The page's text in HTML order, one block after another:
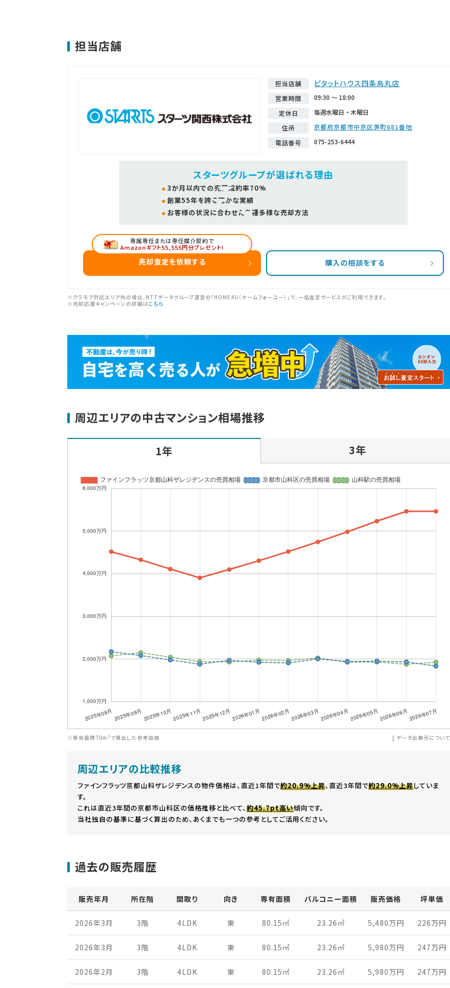
担当店舗
担当店舗 ピタットハウス四条烏丸店
営業時間
09:30 ～ 18:00
定休日
毎週水曜日・木曜日
住所
京都府京都市中京区笋町681番地
電話番号
075-253-6444
スターツグループが選ばれる理由
3か月以内での売買成約率70%
創業55年を誇る確かな実績
お客様の状況に合わせた多種多様な売却方法
専属専任または専任媒介契約で
Amazonギフト55,555円分プレゼント!
売却査定を依頼する 購入の相談をする
※クラモア対応エリア外の場合、NTTデータグループ運営の「HOME4U（ホームフォーユー）」で、一括査定サービスがご利用できます。
※売却応援キャンペーンの詳細はこちら
周辺エリアの中古マンション相場推移
1年 3年
※専有面積70m²で算出した参考価格 [ データ出典元について
周辺エリアの比較推移
ファインフラッツ京都山科ザレジデンスの物件価格は、直近1年間で約20.9%上昇、直近3年間で約29.0%上昇していま
す。
これは直近3年間の京都市山科区の価格推移と比べて、 約45.7pt高い傾向です。
当社独自の基準に基づく算出のため、あくまでも一つの参考としてご活用ください。
過去の販売履歴
販売年月 所在階 間取り 向き 専有面積 バルコニー面積 販売価格 坪単価
2026年3月 3階 4LDK 東 80.15 ㎡ 23.26 ㎡ 5,480万円 226万円
2026年3月 3階 4LDK 東 80.15 ㎡ 23.26 ㎡ 5,980万円 247万円
2026年2月 3階 4LDK 東 80.15 ㎡ 23.26 ㎡ 5,980万円 247万円